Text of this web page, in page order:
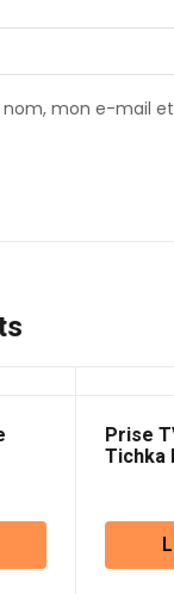
nom, mon e-mail
Prise
Tichka